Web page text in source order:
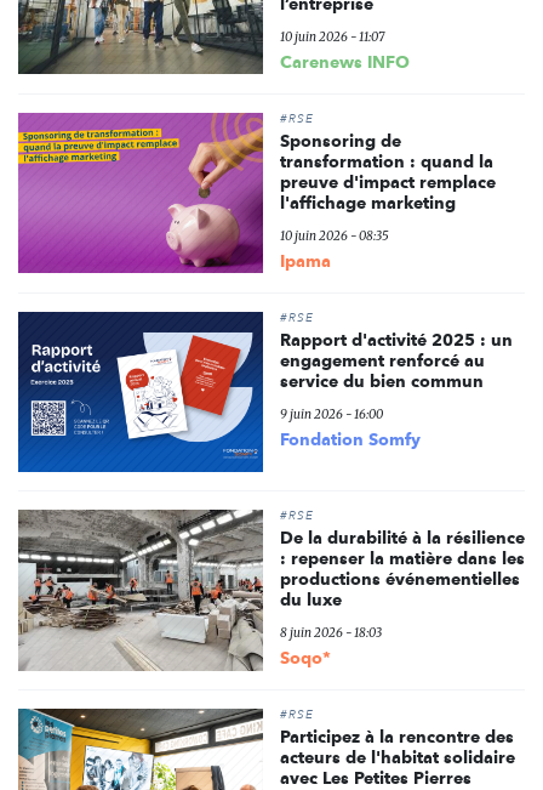
10 juin 2026 - 11:07
Carenews INFO
#RSE
Sponsoring de
transformation : quand la
preuve d'impact remplace
l'affichage marketing
10 juin 2026 - 08:35
Ipama
#RSE
Rapport d'activité 2025 : un
engagement renforcé au
service du bien commun
9 juin 2026 - 16:00
Fondation Somfy
#RSE
De la durabilité à la résilience
: repenser la matière dans les
productions événementielles
du luxe
8 juin 2026 - 18:03
Soqo*
#RSE
Participez à la rencontre des
acteurs de l'habitat solidaire
avec Les Petites Pierres